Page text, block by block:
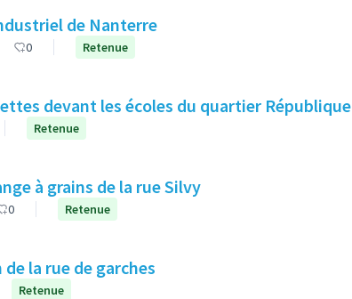
de Nanterre
0 Retenue
devant les écoles du quartier République
Retenue
à grains de la rue Silvy
0 Retenue
la rue de garches
Retenue